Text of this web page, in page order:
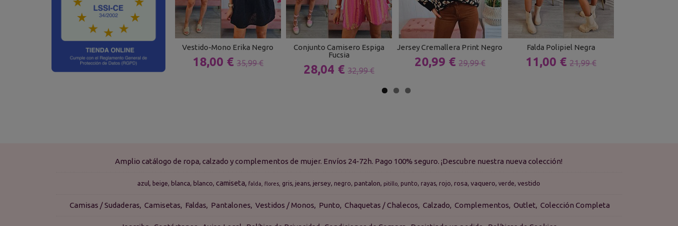
Vestido-Mono Erika Negro
18,00 € 35,99 €
Conjunto Camisero Espiga
Fucsia
28,04 € 32,99 €
Jersey Cremallera Print Negro
20,99 € 29,99 €
Falda Polipiel Negra
11,00 € 21,99 €
Amplio catálogo de ropa, calzado y complementos de mujer. Envíos 24-72h. Pago 100% seguro. ¡Descubre nuestra nueva colección!
azul beige blanca blanco camiseta falda flores gris jeans jersey negro pantalon pitillo punto rayas rojo rosa vaquero verde vestido
Camisas / Sudaderas Camisetas Faldas Pantalones Vestidos / Monos Punto Chaquetas / Chalecos Calzado Complementos Outlet Colección Completa